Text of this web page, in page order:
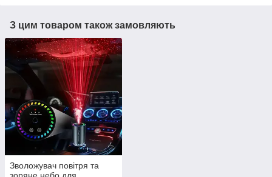
З цим товаром також замовляють
Зволожувач повітря та